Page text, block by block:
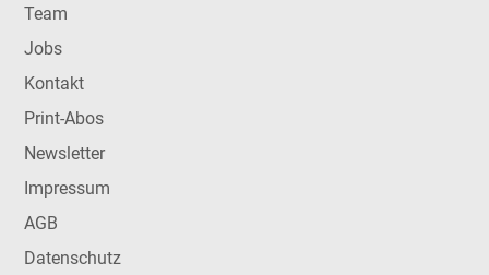
Team
Jobs
Kontakt
Print-Abos
Newsletter
Impressum
AGB
Datenschutz